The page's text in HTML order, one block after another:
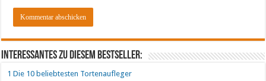
Interessantes zu diesem Bestseller:
1 Die 10 beliebtesten Tortenaufleger